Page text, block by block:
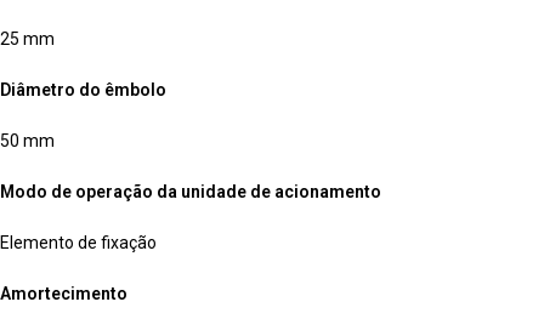
25 mm
Diâmetro do êmbolo
50 mm
Modo de operação da unidade de acionamento
Elemento de fixação
Amortecimento